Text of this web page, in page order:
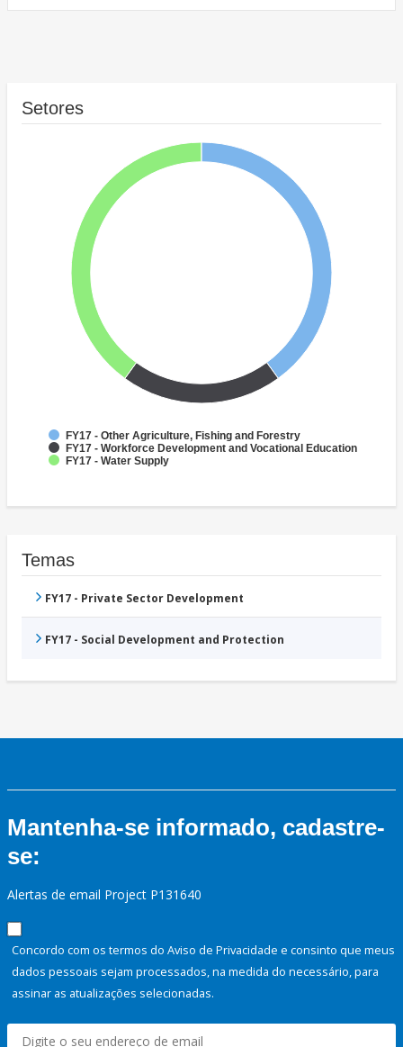
Setores
FY17 - Other Agriculture, Fishing and Forestry
FY17 - Workforce Development and Vocational Education
FY17 - Water Supply
Temas
FY17 - Private Sector Development
FY17 - Social Development and Protection
Mantenha-se informado, cadastre-
se:
Alertas de email Project P131640
Concordo com os termos do Aviso de Privacidade e consinto que meus
dados pessoais sejam processados, na medida do necessário, para
assinar as atualizações selecionadas.